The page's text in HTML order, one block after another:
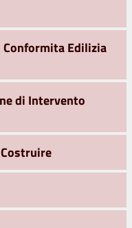
Edilizia
di Intervento